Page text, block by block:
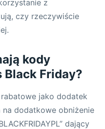
z
czy rzeczywiście
kody
Friday?
jako dodatek
dodatkowe obniżenie
dający